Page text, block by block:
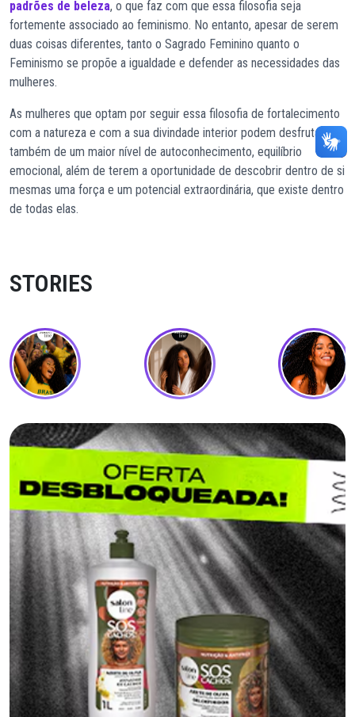
padrões de beleza, o que faz com que essa filosofia seja
fortemente associado ao feminismo. No entanto, apesar de serem
duas coisas diferentes, tanto o Sagrado Feminino quanto o
Feminismo se propõe a igualdade e defender as necessidades das
mulheres.
As mulheres que optam por seguir essa filosofia de fortalecimento
com a natureza e com a sua divindade interior podem desfrutar
também de um maior nível de autoconhecimento, equilíbrio
emocional, além de terem a oportunidade de descobrir dentro de si
mesmas uma força e um potencial extraordinária, que existe dentro
de todas elas.
STORIES